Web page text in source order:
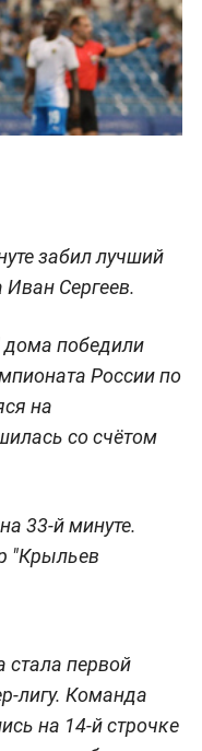
забил лучший
Сергеев.
победили
России по
на
со счётом
33-й минуте.
"Крыльев
стала первой
лигу. Команда
на 14-й строчке